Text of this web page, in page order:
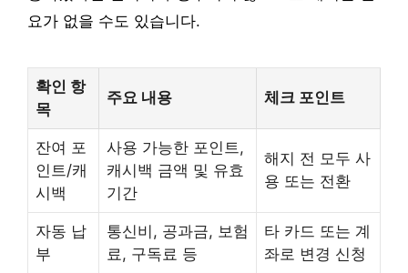
요가 없을 수도 있습니다.
확인 항
목
주요 내용 체크 포인트
잔여 포
인트/캐
시백
사용 가능한 포인트,
캐시백 금액 및 유효
기간
해지 전 모두 사
용 또는 전환
자동 납
부
통신비, 공과금, 보험
료, 구독료 등
타 카드 또는 계
좌로 변경 신청